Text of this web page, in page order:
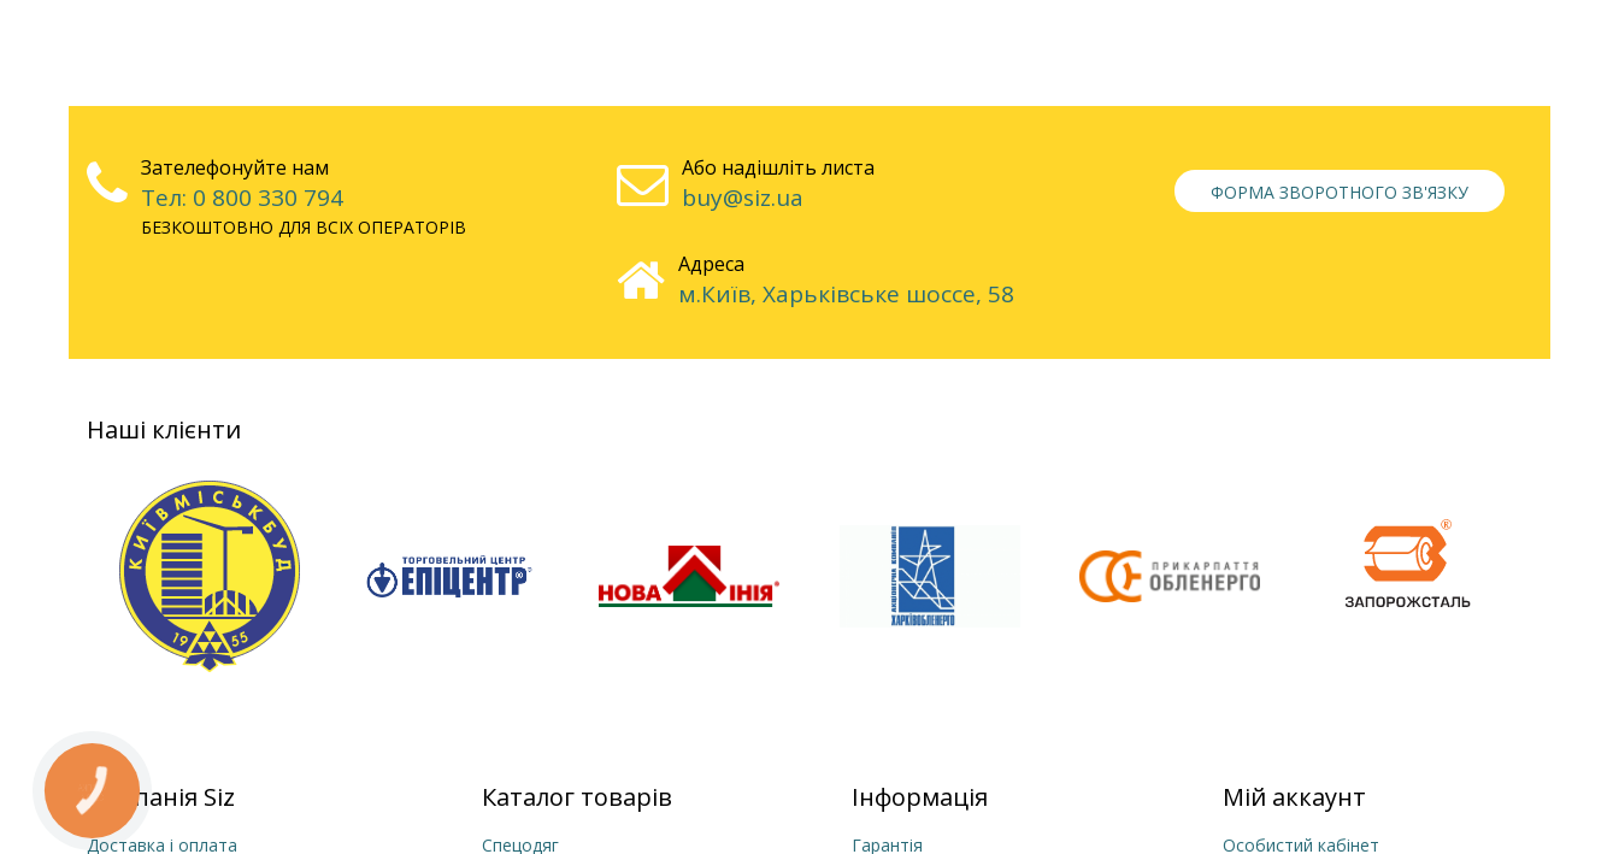
Зателефонуйте нам
Тел: 0 800 330 794
БЕЗКОШТОВНО ДЛЯ ВСІХ ОПЕРАТОРІВ
Або надішліть листа
buy@siz.ua
Адреса
м.Київ, Харьківське шоссе, 58
ФОРМА ЗВОРОТНОГО ЗВ'ЯЗКУ
Наші клієнти
Компанія Siz
Доставка і оплата
Каталог товарів
Спецодяг
Інформація
Гарантія
Мій аккаунт
Особистий кабінет